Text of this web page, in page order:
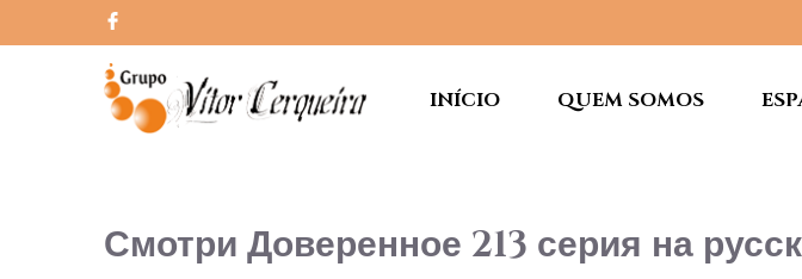
INÍCIO QUEM SOMOS
Смотри Доверенное 213 серия на